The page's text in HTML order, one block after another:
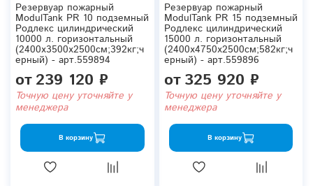
Резервуар пожарный
ModulTank PR 10 подземный
Родлекс цилиндрический
10000 л. горизонтальный
(2400x3500x2500см;392кг;ч
ерный) - арт.559894
от239 120 ₽
Точную цену уточняйте у
менеджера
В корзину
Резервуар пожарный
ModulTank PR 15 подземный
Родлекс цилиндрический
15000 л. горизонтальный
(2400x4750x2500см;582кг;ч
ерный) - арт.559896
от325 920 ₽
Точную цену уточняйте у
менеджера
В корзину